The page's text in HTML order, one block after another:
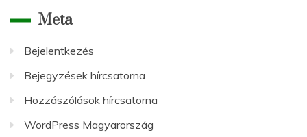
Meta
Bejelentkezés
Bejegyzések hírcsatorna
Hozzászólások hírcsatorna
WordPress Magyarország